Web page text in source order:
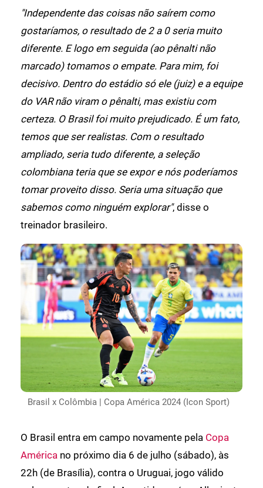
"Independente das coisas não saírem como
gostaríamos, o resultado de 2 a 0 seria muito
diferente. E logo em seguida (ao pênalti não
marcado) tomamos o empate. Para mim, foi
decisivo. Dentro do estádio só ele (juiz) e a equipe
do VAR não viram o pênalti, mas existiu com
certeza. O Brasil foi muito prejudicado. É um fato,
temos que ser realistas. Com o resultado
ampliado, seria tudo diferente, a seleção
colombiana teria que se expor e nós poderíamos
tomar proveito disso. Seria uma situação que
sabemos como ninguém explorar", disse o
treinador brasileiro.
Brasil x Colômbia | Copa América 2024 (Icon Sport)
O Brasil entra em campo novamente pela Copa
América no próximo dia 6 de julho (sábado), às
22h (de Brasília), contra o Uruguai, jogo válido